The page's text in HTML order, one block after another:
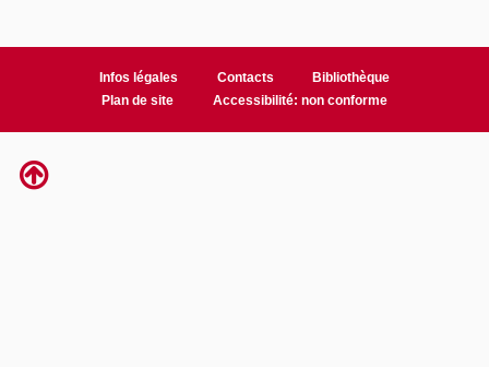
Infos légales Contacts
Bibliothèque
Plan de site
Accessibilité: non conforme